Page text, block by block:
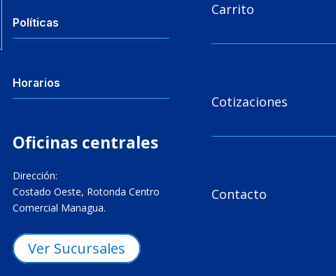
Políticas
Horarios
Oficinas centrales
Dirección:
Costado Oeste, Rotonda Centro
Comercial Managua.
Ver Sucursales
Carrito
Cotizaciones
Contacto